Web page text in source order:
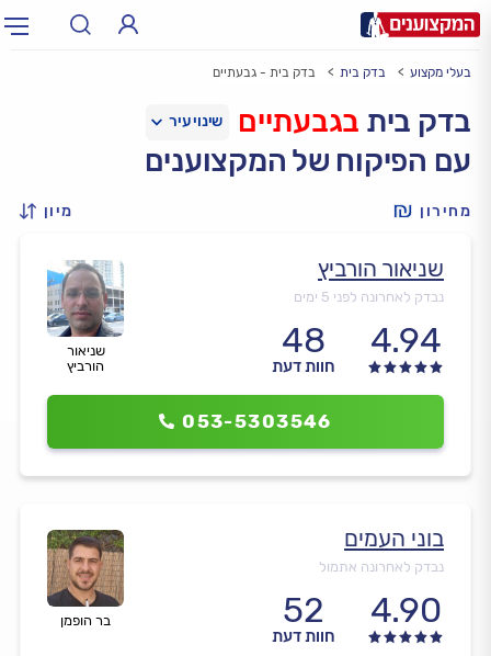
עירעיר: תל אביב, חיפה…
בעלי מקצוע בדק בית בדק בית - גבעתיים
בדק בית בגבעתיים
עם הפיקוח של המקצוענים
מחירון מיון
שניאור
הורביץ
שניאור הורביץ
נבדק לאחרונה לפני 5 ימים
4.94
48
חוות דעת
053-5303546
בר הופמן
בוני העמים
נבדק לאחרונה אתמול
4.90
52
חוות דעת